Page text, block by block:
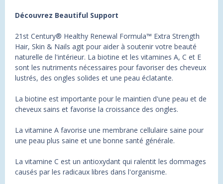
Découvrez Beautiful Support
21st Century® Healthy Renewal Formula™ Extra Strength
Hair, Skin & Nails agit pour aider à soutenir votre beauté
naturelle de l'intérieur. La biotine et les vitamines A, C et E
sont les nutriments nécessaires pour favoriser des cheveux
lustrés, des ongles solides et une peau éclatante.
La biotine est importante pour le maintien d'une peau et de
cheveux sains et favorise la croissance des ongles.
La vitamine A favorise une membrane cellulaire saine pour
une peau plus saine et une bonne santé générale.
La vitamine C est un antioxydant qui ralentit les dommages
causés par les radicaux libres dans l'organisme.